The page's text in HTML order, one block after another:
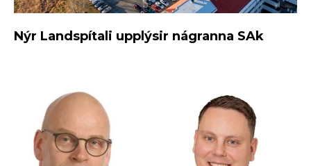
Nýr Landspítali upplýsir nágranna SAk